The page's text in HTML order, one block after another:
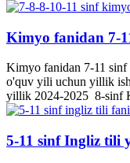
Kimyo fanidan 7-
Kimyo fanidan 7-11
o'quv yili uchun yillik
yillik 2024-2025 8-sinf
5-11 sinf Ingliz tili